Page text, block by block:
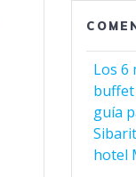
Los 6
buffet
guía
hotel